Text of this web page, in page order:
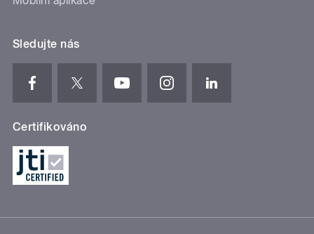
Sledujte nás
Certifikováno